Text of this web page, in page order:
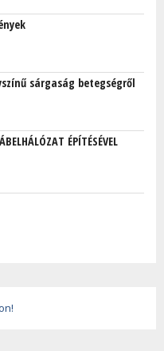
sárgaság betegségről
ÉPÍTÉSÉVEL